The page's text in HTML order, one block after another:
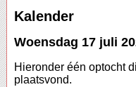
Kalender
Woensdag 17 juli
Hieronder één optocht
plaatsvond.